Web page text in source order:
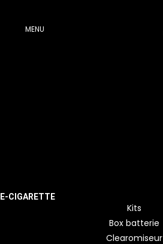
MENU
E-CIGARETTE
Kits
Box batterie
Clearomiseur